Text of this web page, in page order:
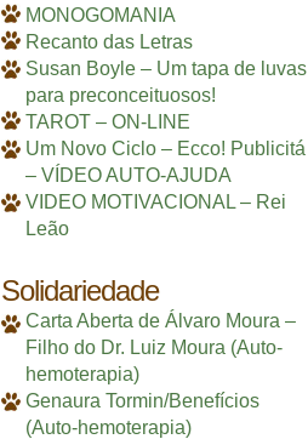
MONOGOMANIA
Recanto das Letras
Susan Boyle – Um tapa de luvas
para preconceituosos!
TAROT – ON-LINE
Um Novo Ciclo – Ecco! Publicitá
– VÍDEO AUTO-AJUDA
VIDEO MOTIVACIONAL – Rei
Leão
Solidariedade
Carta Aberta de Álvaro Moura –
Filho do Dr. Luiz Moura (Auto-
hemoterapia)
Genaura Tormin/Benefícios
(Auto-hemoterapia)